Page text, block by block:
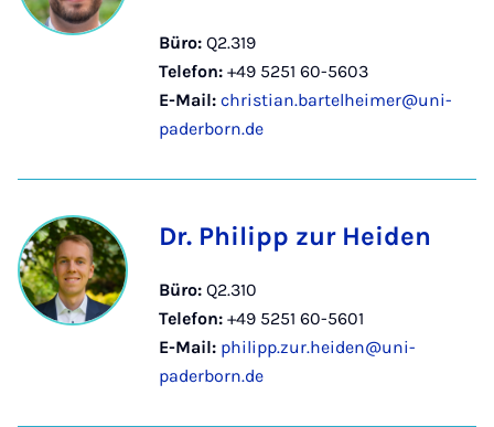
Büro: Q2.319
Telefon: +49 5251 60-5603
E-Mail: christian.bartelheimer@uni-
paderborn.de
Dr. Philipp zur Heiden
Büro: Q2.310
Telefon: +49 5251 60-5601
E-Mail: philipp.zur.heiden@uni-
paderborn.de